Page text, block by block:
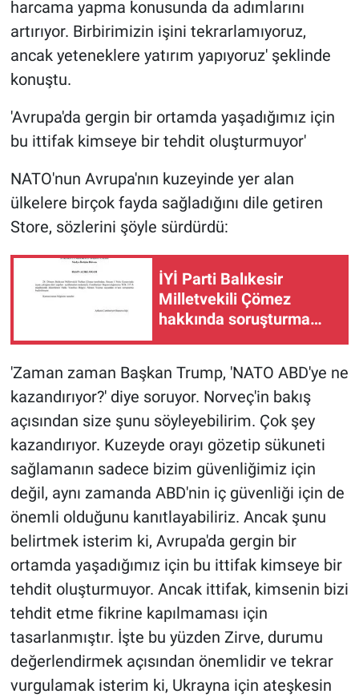
harcama yapma konusunda da adımlarını
artırıyor. Birbirimizin işini tekrarlamıyoruz,
ancak yeteneklere yatırım yapıyoruz' şeklinde
konuştu.
'Avrupa'da gergin bir ortamda yaşadığımız için
bu ittifak kimseye bir tehdit oluşturmuyor'
NATO'nun Avrupa'nın kuzeyinde yer alan
ülkelere birçok fayda sağladığını dile getiren
Store, sözlerini şöyle sürdürdü:
İYİ Parti Balıkesir
Milletvekili Çömez
hakkında soruşturma
'Zaman zaman Başkan Trump, 'NATO ABD'ye ne
kazandırıyor?' diye soruyor. Norveç'in bakış
açısından size şunu söyleyebilirim. Çok şey
kazandırıyor. Kuzeyde orayı gözetip sükuneti
sağlamanın sadece bizim güvenliğimiz için
değil, aynı zamanda ABD'nin iç güvenliği için de
önemli olduğunu kanıtlayabiliriz. Ancak şunu
belirtmek isterim ki, Avrupa'da gergin bir
ortamda yaşadığımız için bu ittifak kimseye bir
tehdit oluşturmuyor. Ancak ittifak, kimsenin bizi
tehdit etme fikrine kapılmaması için
tasarlanmıştır. İşte bu yüzden Zirve, durumu
değerlendirmek açısından önemlidir ve tekrar
vurgulamak isterim ki, Ukrayna için ateşkesin